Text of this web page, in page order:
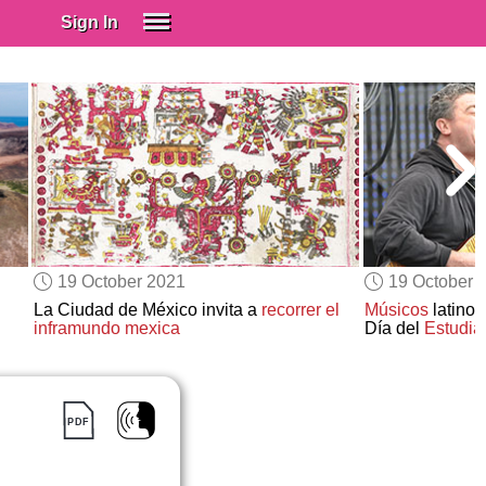
Sign In
Spanish (Spain)
Spanish (Latino)
SUBSCRIBE
EDUCATIONAL LICENSES
GIFT CARDS
OTHER LANGUAGES
19 October 2021
La Ciudad de México invita a recorrer el
inframundo mexica
19 October
Músicos
Día del